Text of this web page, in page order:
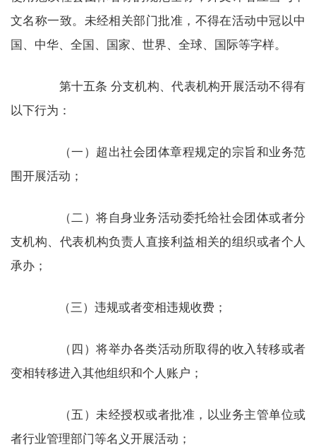
文名称一致。未经相关部门批准，不得在活动中冠以中
国、中华、全国、国家、世界、全球、国际等字样。
第十五条 分支机构、代表机构开展活动不得有
以下行为：
（一）超出社会团体章程规定的宗旨和业务范
围开展活动；
（二）将自身业务活动委托给社会团体或者分
支机构、代表机构负责人直接利益相关的组织或者个人
承办；
（三）违规或者变相违规收费；
（四）将举办各类活动所取得的收入转移或者
变相转移进入其他组织和个人账户；
（五）未经授权或者批准，以业务主管单位或
者行业管理部门等名义开展活动；